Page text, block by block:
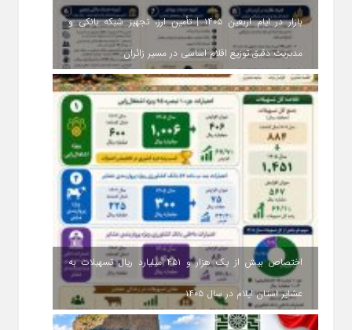
بازار در ایام اربعین ۱۴۰۵ | تأمین ارز، تجهیز شبکه بانکی و
مدیریت دقیق توزیع اقلام اساسی در مسیر زائران
اختصاص بیش از یک هزار و ۴۵۱ میلیارد ریال تسهیلات به
عشایر استان ایلام در سال ۱۴۰۵